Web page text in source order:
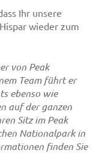
Ihr unsere
wieder zum
von Peak
Team führt er
ebenso wie
auf der ganzen
Sitz im Peak
Nationalpark in
finden Sie